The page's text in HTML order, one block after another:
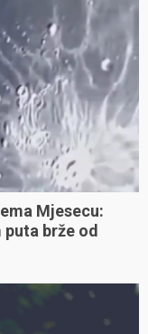
Mjesecu:
brže od